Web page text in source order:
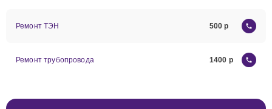
Ремонт ТЭН 500
Ремонт трубопровода 1400